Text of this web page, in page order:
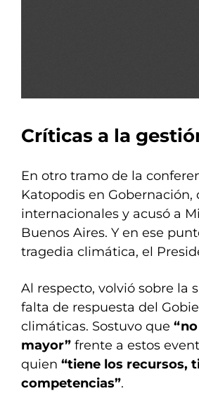
Críticas a la
En otro tramo de la
Katopodis en
internacionales y acusó a
Buenos Aires. Y en ese
tragedia climática, el
Al respecto, volvió sobre la
falta de respuesta del
climáticas. Sostuvo que
mayor” frente a estos
quien “tiene los recursos,
competencias”.